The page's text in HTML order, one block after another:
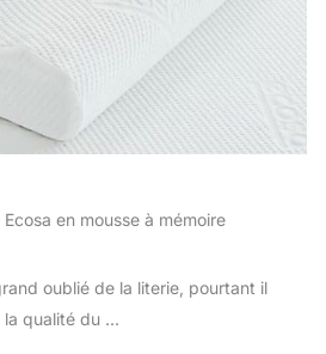
en mousse à mémoire
oublié de la literie, pourtant il
qualité du ...